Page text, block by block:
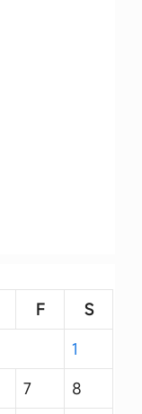
F
S
1
7 8